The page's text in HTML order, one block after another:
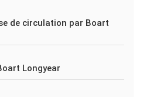
de circulation par Boart
Longyear